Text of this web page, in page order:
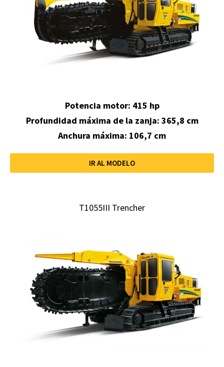
Potencia motor: 415 hp
Profundidad máxima de la zanja: 365,8 cm
Anchura máxima: 106,7 cm
IR AL MODELO
T1055III Trencher